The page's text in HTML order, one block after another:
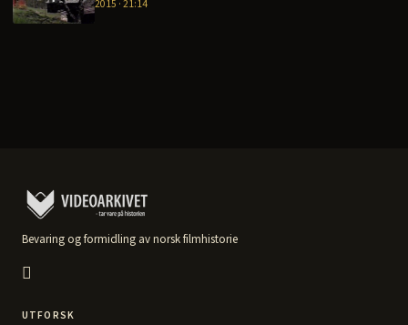
2015 · 21:14
Bevaring og formidling av norsk filmhistorie
UTFORSK